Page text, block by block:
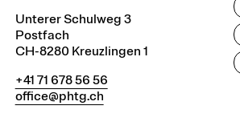
Unterer Schulweg 3
Postfach
CH-8280 Kreuzlingen 1
+41 71 678 56 56
office@phtg.ch